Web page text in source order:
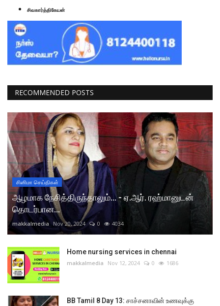
சிவகார்த்திகேயன்
RECOMMENDED POSTS
சினிமா செய்திகள்
ஆழமாக நேசித்திருந்தாலும்... - ஏ.ஆர். ரஹ்மானுடன்
தொடர்பான...
makkalmedia Nov 20, 2024 0 4034
Home nursing services in chennai
makkalmedia Nov 12, 2024 0 1686
BB Tamil 8 Day 13: சாச்சனாவின் உணவுக்கு